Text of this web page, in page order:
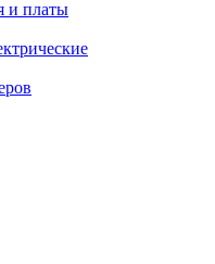
и платы